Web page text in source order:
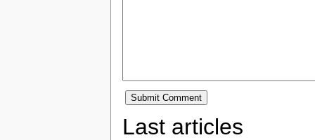
Last articles